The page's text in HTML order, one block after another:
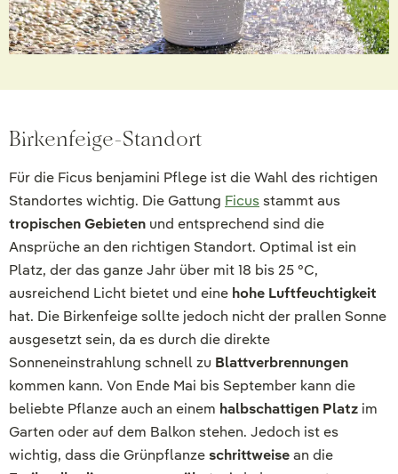
Birkenfeige-Standort
Für die Ficus benjamini Pflege ist die Wahl des richtigen
Standortes wichtig. Die Gattung Ficusstammt aus
tropischen Gebieten und entsprechend sind die
Ansprüche an den richtigen Standort. Optimal ist ein
Platz, der das ganze Jahr über mit 18 bis 25 °C,
ausreichend Licht bietet und eine hohe Luftfeuchtigkeit
hat. Die Birkenfeige sollte jedoch nicht der prallen Sonne
ausgesetzt sein, da es durch die direkte
Sonneneinstrahlung schnell zu Blattverbrennungen
kommen kann. Von Ende Mai bis September kann die
beliebte Pflanze auch an einem halbschattigen Platz im
Garten oder auf dem Balkon stehen. Jedoch ist es
wichtig, dass die Grünpflanzeschrittweisean die